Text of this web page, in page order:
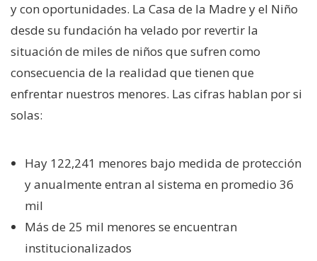
y con oportunidades. La Casa de la Madre y el Niño
desde su fundación ha velado por revertir la
situación de miles de niños que sufren como
consecuencia de la realidad que tienen que
enfrentar nuestros menores. Las cifras hablan por si
solas:
Hay 122,241 menores bajo medida de protección
y anualmente entran al sistema en promedio 36
mil
Más de 25 mil menores se encuentran
institucionalizados